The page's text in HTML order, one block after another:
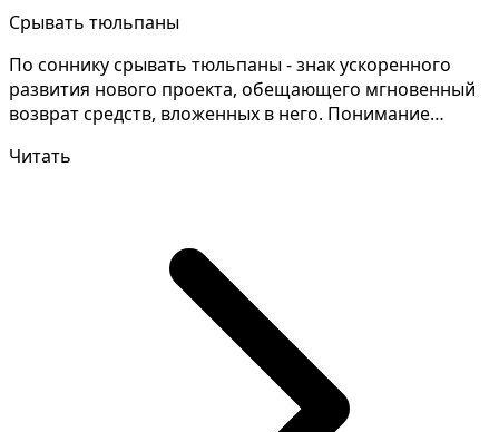
Срывать тюльпаны
По соннику срывать тюльпаны - знак ускоренного
развития нового проекта, обещающего мгновенный
возврат средств, вложенных в него. Понимание
Читать